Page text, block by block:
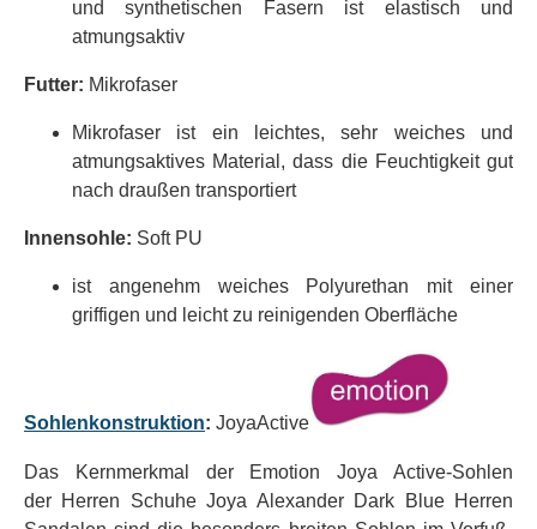
und synthetischen Fasern ist elastisch und
atmungsaktiv
Futter: Mikrofaser
Mikrofaser ist ein leichtes, sehr weiches und
atmungsaktives Material, dass die Feuchtigkeit gut
nach draußen transportiert
Innensohle: Soft PU
ist angenehm weiches Polyurethan mit einer
griffigen und leicht zu reinigenden Oberfläche
Sohlenkonstruktion: JoyaActive
Das Kernmerkmal der Emotion Joya Active-Sohlen
der Herren Schuhe Joya Alexander Dark Blue Herren